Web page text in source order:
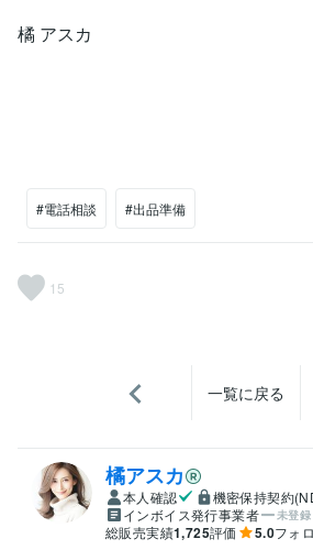
橘 アスカ
#電話相談 #出品準備
15
一覧に戻る
橘アスカ
本人確認
機密保持契約
インボイス発行事業者
未登録
総販売実績1,725評価 5.0フォ